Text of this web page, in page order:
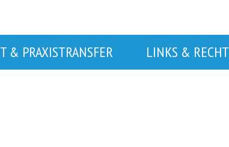
& PRAXISTRANSFER LINKS & RECHT